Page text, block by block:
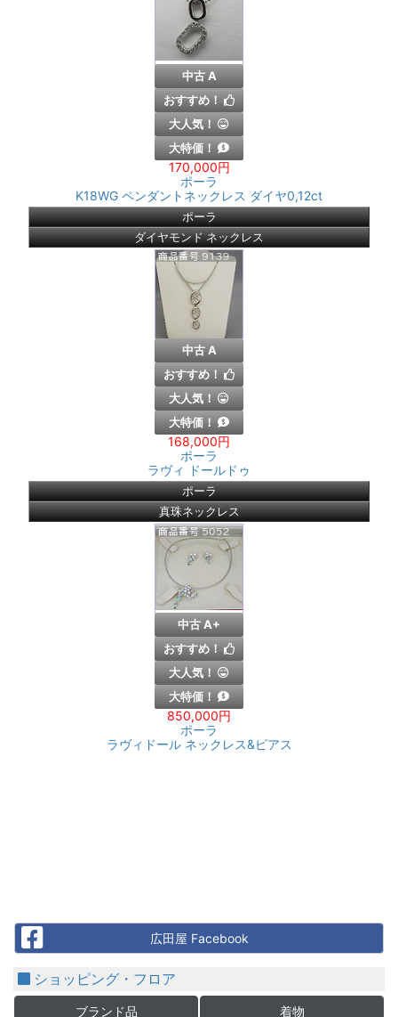
中古 A
おすすめ！
大人気！
大特価！
170,000円
ポーラ
K18WG ペンダントネックレス ダイヤ0,12ct
ポーラ
ダイヤモンド ネックレス
中古 A
おすすめ！
大人気！
大特価！
168,000円
ポーラ
ラヴィ ドールドゥ
ポーラ
真珠ネックレス
中古 A+
おすすめ！
大人気！
大特価！
850,000円
ポーラ
ラヴィドール ネックレス&ピアス
Facebook 広田屋 Facebook
ショッピング・フロア
ブランド品 着物